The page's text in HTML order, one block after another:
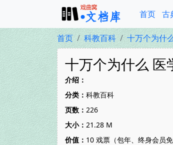
首页 古
首页 科教百科 十万个为什
十万个为什么 医
介绍：
分类： 科教百科
页数： 226
大小： 21.28 M
价值： 10 戏票（包年、终身会员免